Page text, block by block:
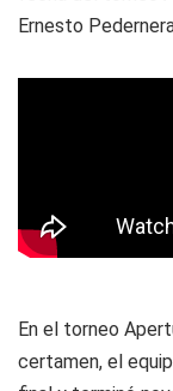
Ernesto
En el torneo
certamen, el